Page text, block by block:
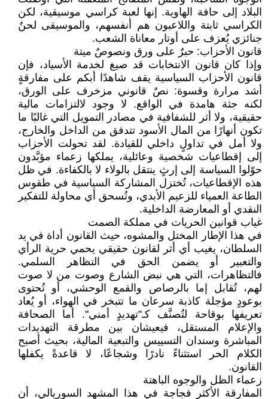
البلاد إلى حافة الهاوية. إنها لعبة كراسي موسيقية، لكن
الكراسي ثابتة واللاعبون هم أنفسهم، والموسيقى لحنٌ
جنائزي يُعزف على أوتار معاناة الشعب.
قانون الأحزاب: حبرٌ على ورق ونصوصٌ ميتة
وإذا كان قانون الانتخابات قد صيغ لخدمة الأسياد، فإن
قانون الأحزاب السياسية يقف شاهدًا أبكم على مفارقةٍ
أشد مرارة وقسوة: نصٌ قانوني مزخرف على الورق،
لكنه جثة هامدة في الواقع. لا وجود لالتزامات مالية
حقيقية، ولا أثر للشفافية في مصادر التمويل التي غالبًا ما
تكون أنهارًا من المال الأسود تتدفق من الداخل والخارج،
ولا أمل في تداولٍ داخلي للقيادة. لقد تحولت الأحزاب
إلى إقطاعيات شخصية وعائلية، يملكها زعماء مؤبَّدون
حوّلوا السياسة إلى إرثٍ ينتقل بالولاء لا بالكفاءة. في ظل
هذه الإقطاعيات، تُختزل المشاركة السياسية في طقوس
الطاعة العمياء للزعيم الأبدي، وتُسحق أي محاولة للتفكير
النقدي أو المعارضة الداخلية.
غياب قوانين الحريات في مملكة الصمت
في هذا الإطار المختل والمشوه، حيث القانون أداة في يد
السلطان، يغيب أي أثر لقانون حقيقي يحمي حرية الرأي
والتعبير أو يضمن الحق في التظاهر السلمي.
فالتظاهرات، التي هي نبض الشارع وصوت من لا صوت
لهم، تُقابل إما بالرصاص والقمع الوحشي، أو تُحتوى
بوعودٍ مؤجلة كاذبة سرعان ما تتبخر في الهواء، أو يُعاد
تعريفها بوقاحة لتُصنَّف كـ"تهديدٍ أمني". أما الصحافة
والإعلام المستقل، فيعيشان بين مطرقة التهديدات
المباشرة وسندان التسييس والتبعية المالية، بحيث أصبح
الكلام الحر استثناءً نادرًا وشجاعًا، لا قاعدةً يكفلها
القانون.
زعماء الظل والوجوه الباهتة
المفارقة الأكثر فجاجة في هذا المشهد السوريالي، أن